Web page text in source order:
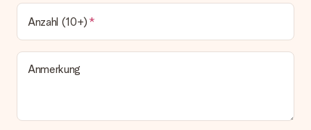
Geschenk empfangen
Was, wenn das Geschenk meine Erwartungen nicht
erfüllt?
Sollte das Geschenk wider Erwarten deine Erwartungen nicht
Anzahl (10+)
Anmerkung